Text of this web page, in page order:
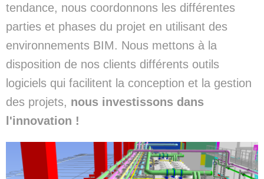
tendance, nous coordonnons les différentes
parties et phases du projet en utilisant des
environnements BIM. Nous mettons à la
disposition de nos clients différents outils
logiciels qui facilitent la conception et la gestion
des projets, nous investissons dans
l'innovation !